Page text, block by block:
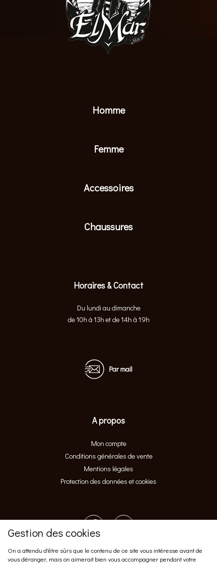
Homme
Femme
Accessoires
Chaussures
Horaires & Contact
Du lundi au dimanche
de 10h à 13h et de 14h à 19h
Par mail
A propos
Mon compte
Conditions générales de vente
Mentions légales
Protection des données et cookies
Gestion des cookies
On a attendu d'être sûrs que le contenu de ce site vous intéresse avant de
vous déranger, mais on aimerait bien vous accompagner pendant votre